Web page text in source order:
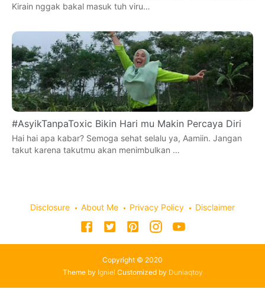
Kirain nggak bakal masuk tuh viru…
#AsyikTanpaToxic Bikin Hari mu Makin Percaya Diri
Hai hai apa kabar? Semoga sehat selalu ya, Aamiin. Jangan
takut karena takutmu akan menimbulkan …
Disclosure About Me Privacy Policy Disclaimer
Copyright © 2020
Theme by Igniel Customized by Duniaqtoy